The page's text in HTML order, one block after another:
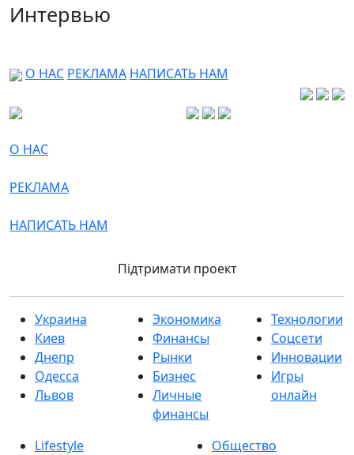
Интервью
О НАС РЕКЛАМА НАПИСАТЬ НАМ
О НАС
РЕКЛАМА
НАПИСАТЬ НАМ
Підтримати проект
Украина
Киев
Днепр
Одесса
Львов
Экономика
Финансы
Рынки
Бизнес
Личные
финансы
Технологии
Соцсети
Инновации
Игры
онлайн
Lifestyle
Общество